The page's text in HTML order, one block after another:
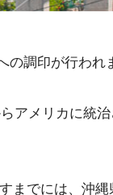
調印が行われ
アメリカに統
までには、沖